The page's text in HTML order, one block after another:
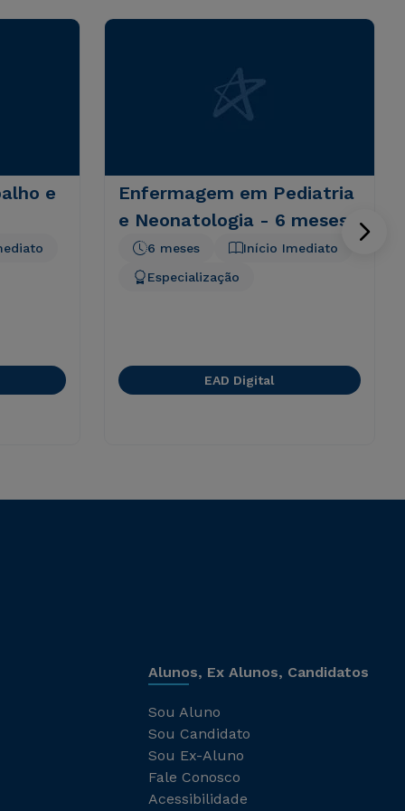
e
Enfermagem em Pediatria
e Neonatologia - 6 meses
Início Imediato
6 meses
Especialização
EAD Digital
Alunos, Ex Alunos, Candidatos
Sou Aluno
Sou Candidato
Sou Ex-Aluno
Fale Conosco
Acessibilidade